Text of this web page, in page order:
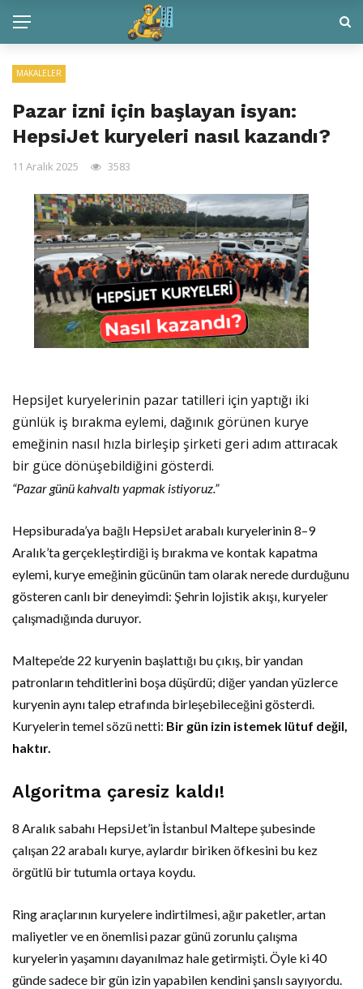
MAKALELER
Pazar izni için başlayan isyan:
HepsiJet kuryeleri nasıl kazandı?
11 Aralık 2025 3583
HepsiJet kuryelerinin pazar tatilleri için yaptığı iki
günlük iş bırakma eylemi, dağınık görünen kurye
emeğinin nasıl hızla birleşip şirketi geri adım attıracak
bir güce dönüşebildiğini gösterdi.
“Pazar günü kahvaltı yapmak istiyoruz.”
Hepsiburada’ya bağlı HepsiJet arabalı kuryelerinin 8–9
Aralık’ta gerçekleştirdiği iş bırakma ve kontak kapatma
eylemi, kurye emeğinin gücünün tam olarak nerede durduğunu
gösteren canlı bir deneyimdi: Şehrin lojistik akışı, kuryeler
çalışmadığında duruyor.
Maltepe’de 22 kuryenin başlattığı bu çıkış, bir yandan
patronların tehditlerini boşa düşürdü; diğer yandan yüzlerce
kuryenin aynı talep etrafında birleşebileceğini gösterdi.
Kuryelerin temel sözü netti: Bir gün izin istemek lütuf değil,
haktır.
Algoritma çaresiz kaldı!
8 Aralık sabahı HepsiJet’in İstanbul Maltepe şubesinde
çalışan 22 arabalı kurye, aylardır biriken öfkesini bu kez
örgütlü bir tutumla ortaya koydu.
Ring araçlarının kuryelere indirtilmesi, ağır paketler, artan
maliyetler ve en önemlisi pazar günü zorunlu çalışma
kuryelerin yaşamını dayanılmaz hale getirmişti. Öyle ki 40
günde sadece bir gün izin yapabilen kendini şanslı sayıyordu.